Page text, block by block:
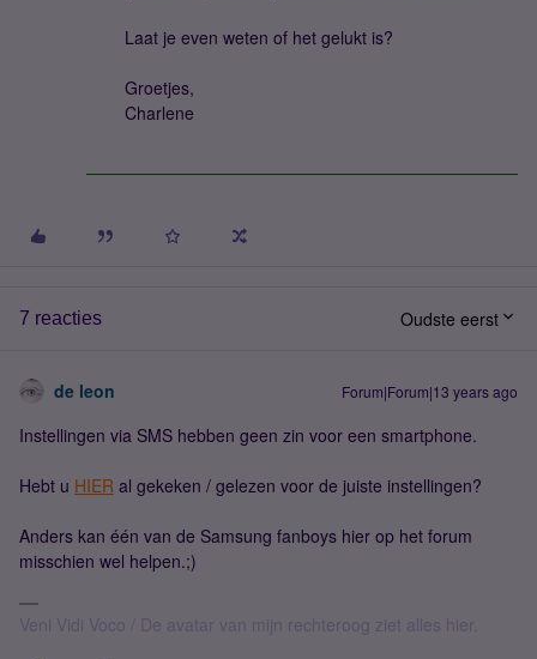
Laat je even weten of het gelukt is?
Groetjes,
Charlene
7 reacties Oudste eerst
de leon Forum|Forum|13 years ago
Instellingen via SMS hebben geen zin voor een smartphone.
Hebt u HIER al gekeken / gelezen voor de juiste instellingen?
Anders kan één van de Samsung fanboys hier op het forum
misschien wel helpen.;)
Veni Vidi Voco / De avatar van mijn rechteroog ziet alles hier.